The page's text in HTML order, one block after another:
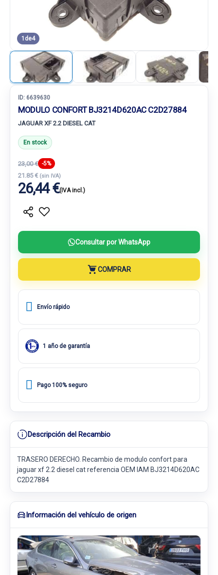
1 de4
ID: 6639630
MODULO CONFORT BJ3214D620AC C2D27884
JAGUAR XF 2.2 DIESEL CAT
En stock
23,00 € -5%
21.85 € (sin IVA)
26,44 €(IVA incl.)
Consultar por WhatsApp
COMPRAR
Envío rápido
1 año de garantía
Pago 100% seguro
Descripción del Recambio
TRASERO DERECHO. Recambio de modulo confort para
jaguar xf 2.2 diesel cat referencia OEM IAM BJ3214D620AC
C2D27884
Información del vehículo de origen